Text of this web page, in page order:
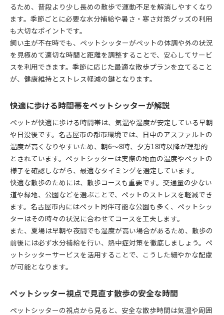
るため、普段より少し長めの散歩で運動不足を解消しやすくなり
ます。季節ごとに必要な水分補給や暑さ・寒さ対策グッズの利用
も大切なポイントです。
飼い主が不在時でも、ペットシッターがペットの体調や外の状況
を見極めて適切な時間と距離を調整することで、安心してサービ
スを利用できます。季節に応じた最適な散歩プランを立てること
が、健康維持とストレス軽減の鍵となります。
快適に歩ける時間帯をペットシッターが解説
ペットが快適に歩ける時間帯は、気温や湿度が安定している早朝
や日没後です。名古屋市の都市環境では、日中のアスファルトの
温度が高くなりやすいため、朝6〜8時、夕方18時以降が理想的
とされています。ペットシッターは実際の地面の温度やペットの
様子を確認しながら、最適なタイミングを選定しています。
快適な散歩のためには、散歩コースも重要です。交通量の少ない
道や緑地、公園などを選ぶことで、ペットのストレスを軽減でき
ます。名古屋市内にはペット同伴可能な公園も多く、ペットシッ
ターはその時々の状況に合わせてコースを工夫します。
また、夏場は早朝や夜間でも湿度が高い場合があるため、散歩の
前後には必ず水分補給を行い、熱中症対策を徹底しましょう。ペ
ットシッターサービスを活用することで、こうした細やかな配慮
が可能となります。
ペットシッター視点で見直す散歩の安全な時間
ペットシッターの視点から見ると、安全な散歩時間は気温や周囲